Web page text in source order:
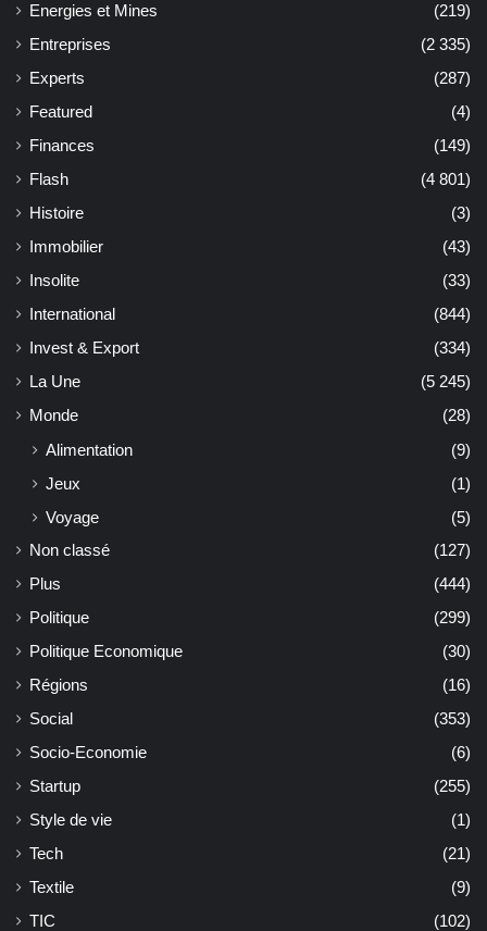
Energies et Mines
(219)
Entreprises
(2 335)
Experts
(287)
Featured
(4)
Finances
(149)
Flash
(4 801)
Histoire
(3)
Immobilier
(43)
Insolite
(33)
International
(844)
Invest & Export
(334)
La Une
(5 245)
Monde
(28)
Alimentation
(9)
Jeux
(1)
Voyage
(5)
Non classé
(127)
Plus
(444)
Politique
(299)
Politique Economique
(30)
Régions
(16)
Social
(353)
Socio-Economie
(6)
Startup
(255)
Style de vie
(1)
Tech
(21)
Textile
(9)
TIC
(102)